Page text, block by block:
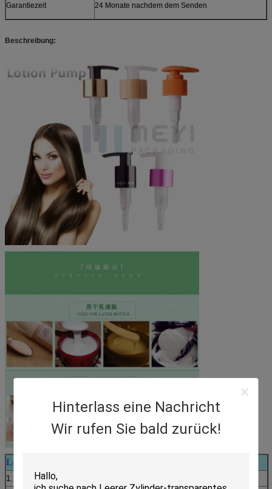
Hinterlass eine Nachricht
Wir rufen Sie bald zurück!
Garantiezeit
24 Monate nachdem dem Senden
Beschreibung:
Lotionspumpeneigenschaften
1.
Nicht Fleck, Durchsickern-sicher, kindersicher